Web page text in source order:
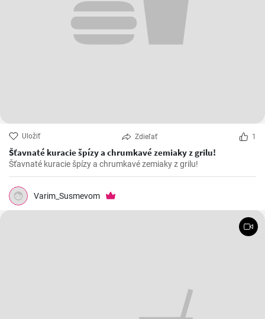
Uložiť Zdieľať 1
Šťavnaté kuracie špízy a chrumkavé zemiaky z grilu!
Šťavnaté kuracie špízy a chrumkavé zemiaky z grilu!
Varim_Susmevom